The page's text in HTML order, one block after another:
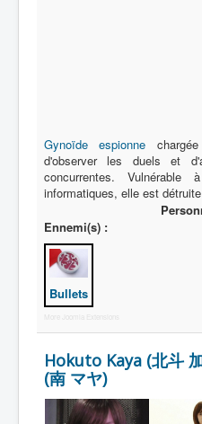
Gynoïde
espionne
d'observer les duels et
concurrentes.
informatiques, elle est
Ennemi(s) :
Bullets
More Joomla Extensions
Hokuto Kaya (北斗
(南 マヤ)